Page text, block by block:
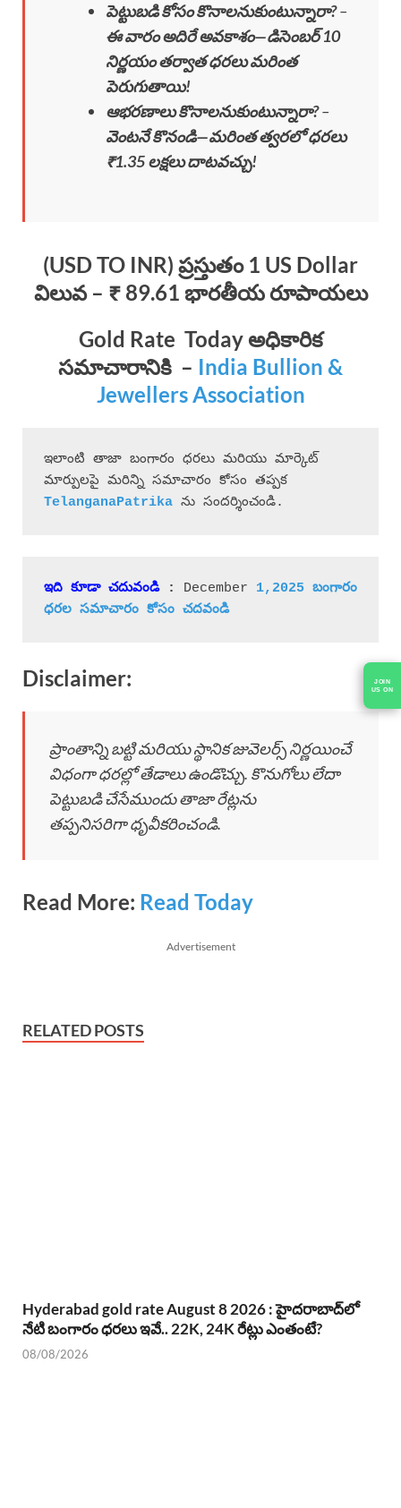
పెట్టుబడి కోసం కొనాలనుకుంటున్నారా?–
ఈ వారం అదిరే అవకాశం—డిసెంబర్ 10
నిర్ణయం తర్వాత ధరలు మరింత
పెరుగుతాయి!
ఆభరణాలు కొనాలనుకుంటున్నారా?–
వెంటనే కొనండి—మరింత త్వరలో ధరలు
₹1.35 లక్షలు దాటవచ్చు!
(USD TO INR) ప్రస్తుతం 1 US Dollar
విలువ – ₹ 89.61 భారతీయ రూపాయలు
Gold Rate Today అధికారిక
సమాచారానికి – India Bullion &
Jewellers Association
ఇలాంటి తాజా బంగారం ధరలు మరియు మార్కెట్
ను సందర్శించండి.
ఇది కూడా చదువండి : December 1,2025 బంగారం
ధరల సమాచారం కోసం చదవండి
Disclaimer:
ప్రాంతాన్ని బట్టి మరియు స్థానిక జువెలర్స్ నిర్ణయించే
విధంగా ధరల్లో తేడాలు ఉండొచ్చు. కొనుగోలు లేదా
పెట్టుబడి చేసేముందు తాజా రేట్లను
తప్పనిసరిగా ధృవీకరించండి.
Read More: Read Today
Advertisement
RELATED POSTS
Hyderabad gold rate August 8 2026 : హైదరాబాద్‌లో
నేటి బంగారం ధరలు ఇవే.. 22K, 24K రేట్లు ఎంతంటే?
08/08/2026